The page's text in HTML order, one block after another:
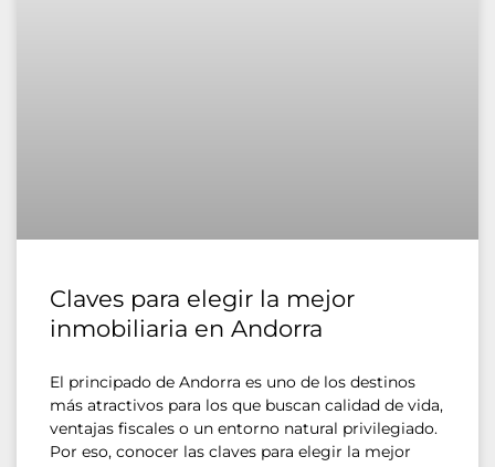
Claves para elegir la mejor
inmobiliaria en Andorra
El principado de Andorra es uno de los destinos
más atractivos para los que buscan calidad de vida,
ventajas fiscales o un entorno natural privilegiado.
Por eso, conocer las claves para elegir la mejor